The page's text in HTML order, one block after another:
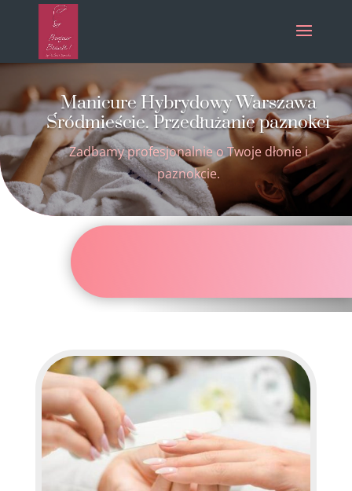
Manicure Hybrydowy Warszawa
Śródmieście. Przedłużanie paznokci
Zadbamy profesjonalnie o Twoje dłonie i
paznokcie.